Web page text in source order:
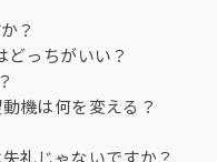
？
っちがいい？
機は何を変える？